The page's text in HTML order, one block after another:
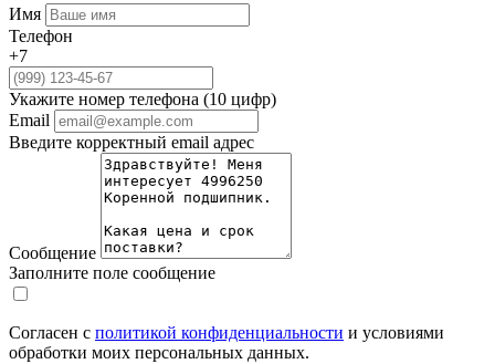
Имя
Телефон
+7
Укажите номер телефона (10 цифр)
Email
Введите корректный email адрес
Сообщение
Заполните поле сообщение
Согласен с политикой конфиденциальности и условиями
обработки моих персональных данных.